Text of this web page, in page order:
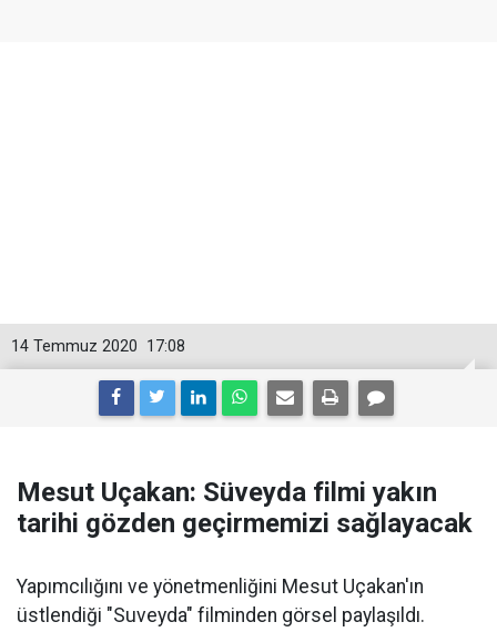
17:08
14 Temmuz 2020
Mesut Uçakan: Süveyda filmi yakın
tarihi gözden geçirmemizi sağlayacak
Yapımcılığını ve yönetmenliğini Mesut Uçakan'ın
üstlendiği "Suveyda" filminden görsel paylaşıldı.